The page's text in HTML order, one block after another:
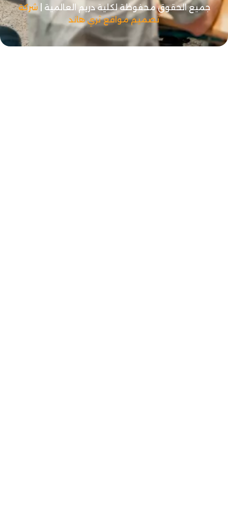
محفوظة لكلية دريم العالمية |شركة
تصميم
مواقع ثري هاند